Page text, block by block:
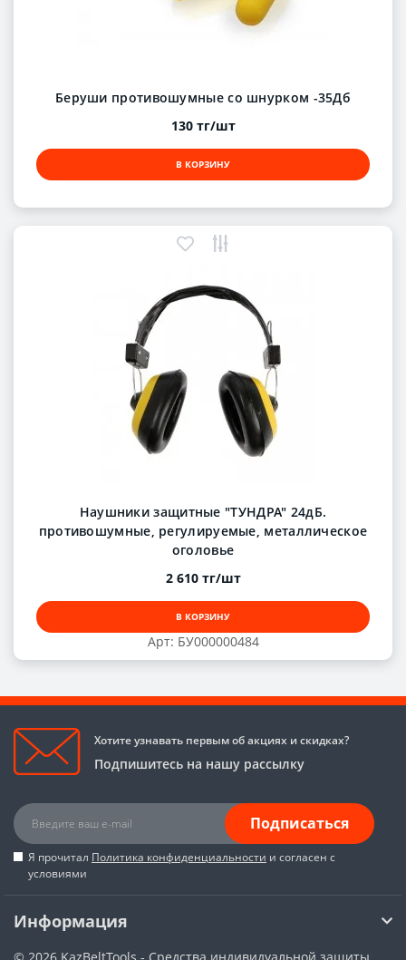
Беруши противошумные со шнурком -35Дб
130 тг/шт
В КОРЗИНУ
Арт: БУ000000484
Наушники защитные "ТУНДРА" 24дБ.
противошумные, регулируемые, металлическое
оголовье
2 610 тг/шт
В КОРЗИНУ
Хотите узнавать первым об акциях и скидках?
Подпишитесь на нашу рассылку
Подписаться
Я прочитал Политика конфиденциальности и согласен с
условиями
Информация